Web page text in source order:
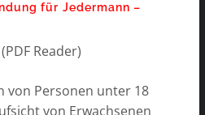
für Jedermann –
(PDF Reader)
von Personen unter 18
von Erwachsenen